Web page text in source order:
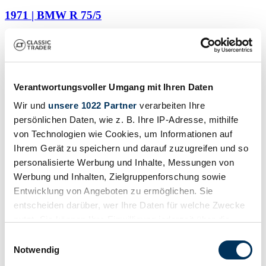
Verantwortungsvoller Umgang mit Ihren Daten
Wir und unsere 1022 Partner verarbeiten Ihre
persönlichen Daten, wie z. B. Ihre IP-Adresse, mithilfe
von Technologien wie Cookies, um Informationen auf
Ihrem Gerät zu speichern und darauf zuzugreifen und so
personalisierte Werbung und Inhalte, Messungen von
Werbung und Inhalten, Zielgruppenforschung sowie
Entwicklung von Angeboten zu ermöglichen. Sie
entscheiden darüber, wer Ihre Daten für welche Zwecke
Trigger Symbol ändern oder widerrufen
Notwendig
1971 | BMW R 75/5
BMW R75/5 Scrambler – Woidwerk Bavarian Gentlebikes Umbau